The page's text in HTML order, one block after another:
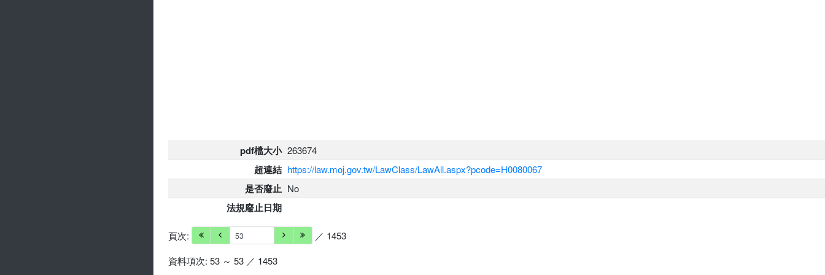
pdf檔大小 263674
超連結 https://law.moj.gov.tw/LawClass/LawAll.aspx?pcode=H0080067
是否廢止 No
法規廢止日期
頁次:
／ 1453
資料項次: 53 ～ 53 ／ 1453